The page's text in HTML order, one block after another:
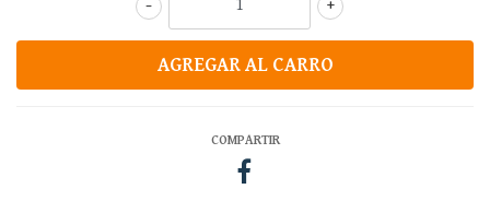
+
-
COMPARTIR